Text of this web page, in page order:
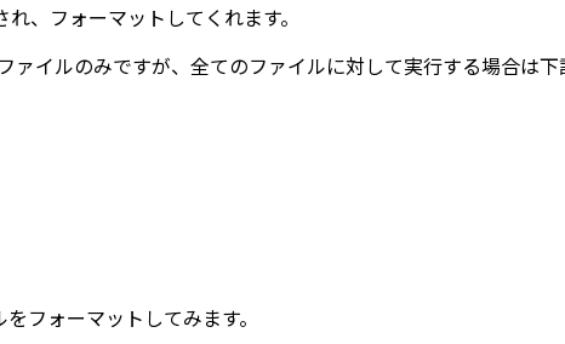
、フォーマットしてくれます。
イルのみですが、全てのファイルに対して実行する場合は下
フォーマットしてみます。